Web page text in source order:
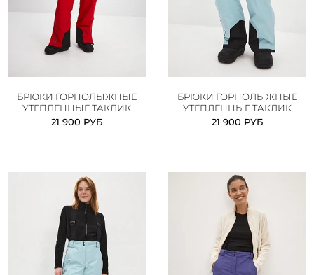
БРЮКИ ГОРНОЛЫЖНЫЕ
УТЕПЛЕННЫЕ ТАКЛИК
21 900 РУБ
БРЮКИ ГОРНОЛЫЖНЫЕ
УТЕПЛЕННЫЕ ТАКЛИК
21 900 РУБ